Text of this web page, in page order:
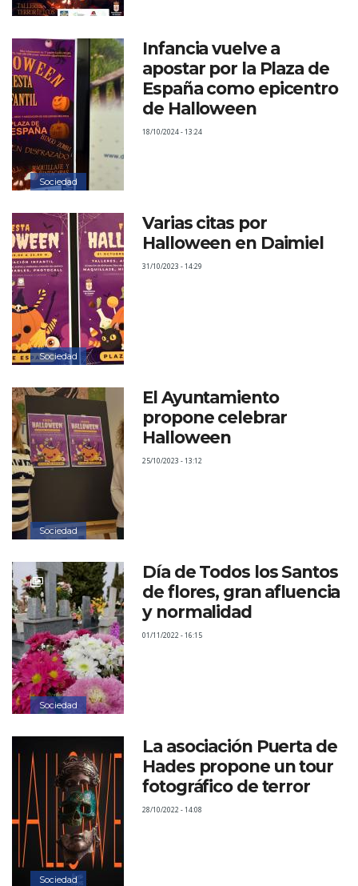
Sociedad
Infancia vuelve a
apostar por la Plaza de
España como epicentro
de Halloween
18/10/2024 - 13:24
Sociedad
Varias citas por
Halloween en Daimiel
31/10/2023 - 14:29
Sociedad
El Ayuntamiento
propone celebrar
Halloween
25/10/2023 - 13:12
Sociedad
Día de Todos los Santos
de flores, gran afluencia
y normalidad
01/11/2022 - 16:15
Sociedad
La asociación Puerta de
Hades propone un tour
fotográfico de terror
28/10/2022 - 14:08